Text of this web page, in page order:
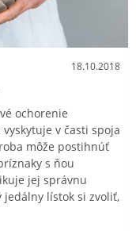
18.10.2018
ochorenie
v časti spoja
môže postihnúť
s ňou
jej správnu
lístok si zvoliť,